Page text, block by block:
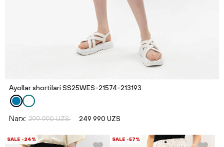
Ayollar shortilari SS25WES-21574-213193
Narx: 299 990 UZS 249 990 UZS
SALE -24% SALE -57%